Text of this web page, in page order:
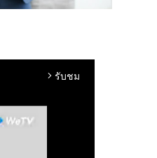
arrow_forward_ios รับชม